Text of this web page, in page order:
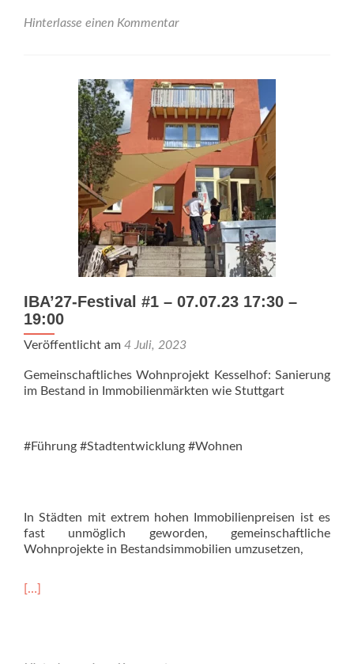
Hinterlasse einen Kommentar
IBA’27-Festival #1 – 07.07.23 17:30 –
19:00
Veröffentlicht am 4 Juli, 2023
Gemeinschaftliches Wohnprojekt Kesselhof: Sanierung
im Bestand in Immobilienmärkten wie Stuttgart
#Führung #Stadtentwicklung #Wohnen
In Städten mit extrem hohen Immobilienpreisen ist es
fast unmöglich geworden, gemeinschaftliche
Wohnprojekte in Bestandsimmobilien umzusetzen,
Read
[…]